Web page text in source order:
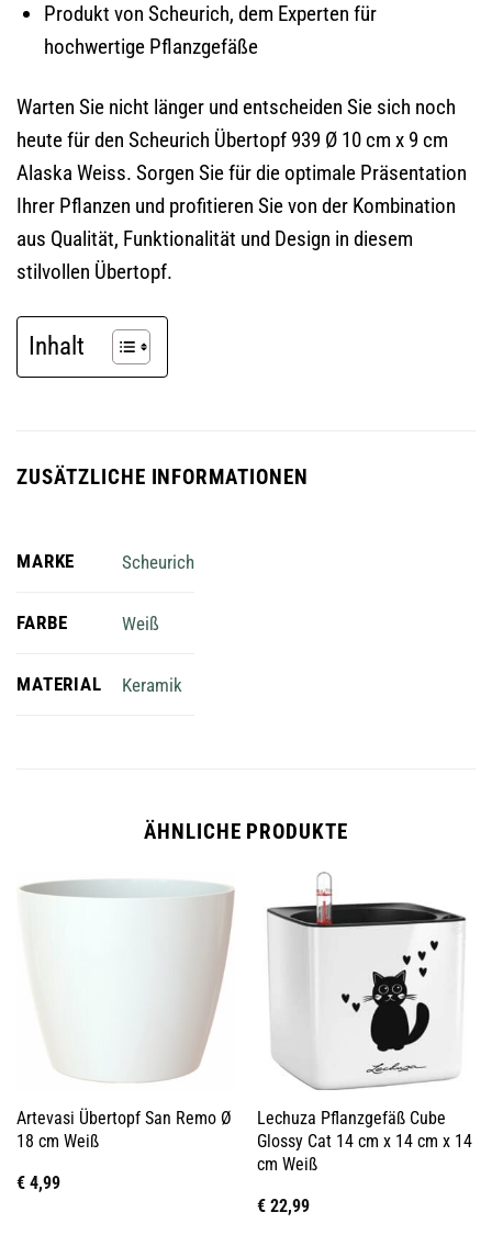
Produkt von Scheurich, dem Experten für
hochwertige Pflanzgefäße
Warten Sie nicht länger und entscheiden Sie sich noch
heute für den Scheurich Übertopf 939 Ø 10 cm x 9 cm
Alaska Weiss. Sorgen Sie für die optimale Präsentation
Ihrer Pflanzen und profitieren Sie von der Kombination
aus Qualität, Funktionalität und Design in diesem
stilvollen Übertopf.
Inhalt
ZUSÄTZLICHE INFORMATIONEN
MARKE Scheurich
FARBE Weiß
MATERIAL Keramik
ÄHNLICHE PRODUKTE
Artevasi Übertopf San Remo Ø
18 cm Weiß
€4,99
Lechuza Pflanzgefäß Cube
Glossy Cat 14 cm x 14 cm x 14
cm Weiß
€22,99